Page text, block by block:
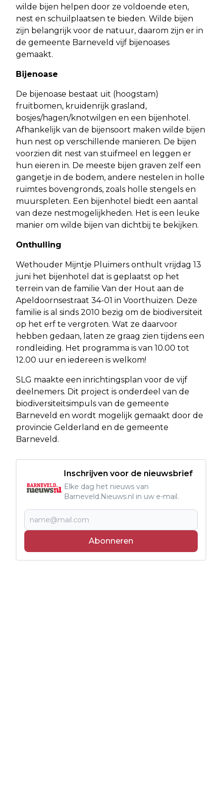
wilde bijen helpen door ze voldoende eten,
nest en schuilplaatsen te bieden. Wilde bijen
zijn belangrijk voor de natuur, daarom zijn er in
de gemeente Barneveld vijf bijenoases
gemaakt.
Bijenoase
De bijenoase bestaat uit (hoogstam)
fruitbomen, kruidenrijk grasland,
bosjes/hagen/knotwilgen en een bijenhotel.
Afhankelijk van de bijensoort maken wilde bijen
hun nest op verschillende manieren. De bijen
voorzien dit nest van stuifmeel en leggen er
hun eieren in. De meeste bijen graven zelf een
gangetje in de bodem, andere nestelen in holle
ruimtes bovengronds, zoals holle stengels en
muurspleten. Een bijenhotel biedt een aantal
van deze nestmogelijkheden. Het is een leuke
manier om wilde bijen van dichtbij te bekijken.
Onthulling
Wethouder Mijntje Pluimers onthult vrijdag 13
juni het bijenhotel dat is geplaatst op het
terrein van de familie Van der Hout aan de
Apeldoornsestraat 34-01 in Voorthuizen. Deze
familie is al sinds 2010 bezig om de biodiversiteit
op het erf te vergroten. Wat ze daarvoor
hebben gedaan, laten ze graag zien tijdens een
rondleiding. Het programma is van 10.00 tot
12.00 uur en iedereen is welkom!
SLG maakte een inrichtingsplan voor de vijf
deelnemers. Dit project is onderdeel van de
biodiversiteitsimpuls van de gemeente
Barneveld en wordt mogelijk gemaakt door de
provincie Gelderland en de gemeente
Barneveld.
Inschrijven voor de nieuwsbrief
Elke dag het nieuws van
Barneveld.Nieuws.nl in uw e-mail.
Abonneren